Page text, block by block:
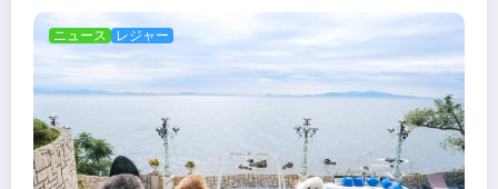
ニュース レジャー